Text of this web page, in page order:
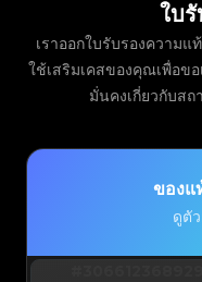
ใบ
เราออกใบรับรองความแ
ใช้เสริมเคสของคุณเพื่อข
มั่นคงเกี่ยวกับส
ของแ
ดูตั